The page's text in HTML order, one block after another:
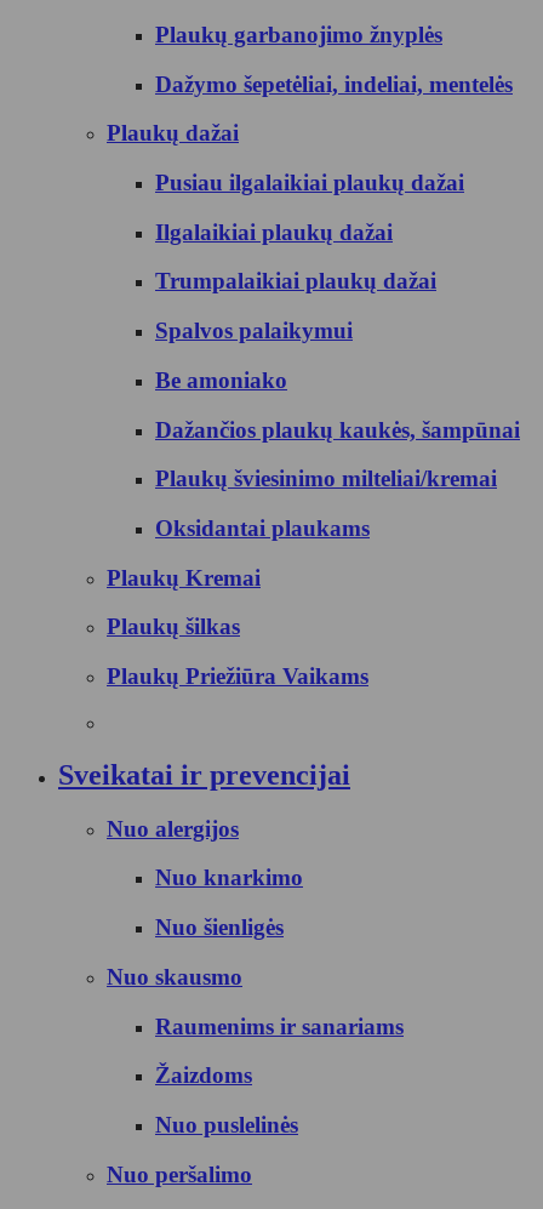
Plaukų garbanojimo žnyplės
Dažymo šepetėliai, indeliai, mentelės
Plaukų dažai
Pusiau ilgalaikiai plaukų dažai
Ilgalaikiai plaukų dažai
Trumpalaikiai plaukų dažai
Spalvos palaikymui
Be amoniako
Dažančios plaukų kaukės, šampūnai
Plaukų šviesinimo milteliai/kremai
Oksidantai plaukams
Plaukų Kremai
Plaukų šilkas
Plaukų Priežiūra Vaikams
Sveikatai ir prevencijai
Nuo alergijos
Nuo knarkimo
Nuo šienligės
Nuo skausmo
Raumenims ir sanariams
Žaizdoms
Nuo puslelinės
Nuo peršalimo